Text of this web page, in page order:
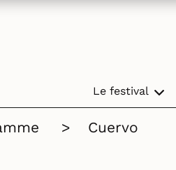
Le festival
> Cuervo